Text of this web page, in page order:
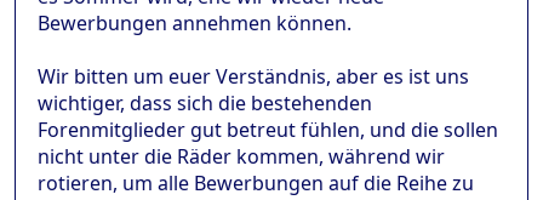
Bewerbungen annehmen können.
Wir bitten um euer Verständnis, aber es ist uns
wichtiger, dass sich die bestehenden
Forenmitglieder gut betreut fühlen, und die sollen
nicht unter die Räder kommen, während wir
rotieren, um alle Bewerbungen auf die Reihe zu